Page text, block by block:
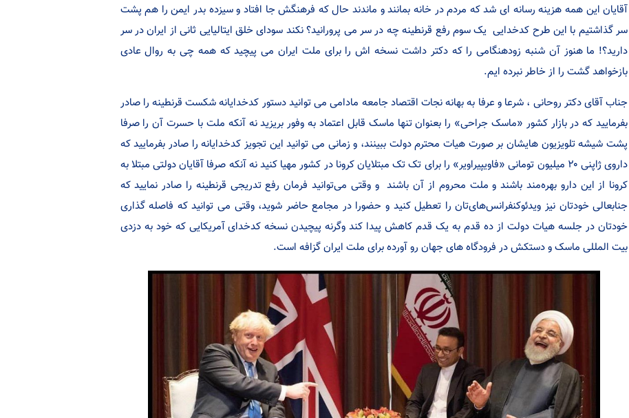
آقایان این همه هزینه رسانه ای شد که مردم در خانه بمانند و ماندند حال که فرهنگش جا افتاد و سیزده بدر ایمن را هم پشت
سر گذاشتیم با این طرح کدخدایی یک سوم رفع قرنطینه چه در سر می پرورانید؟ نکند سودای خلق ایتالیایی ثانی از ایران در سر
دارید؟! ما هنوز آن شنبه زودهنگامی را که دکتر داشت نسخه اش را برای ملت ایران می پیچید که همه چی به روال عادی
بازخواهد گشت را از خاطر نبرده ایم.
جناب آقای دکتر روحانی ، شرعا و عرفا به بهانه نجات اقتصاد جامعه مادامی می توانید دستور کدخدایانه شکست قرنطینه را صادر
بفرمایید که در بازار کشور «ماسک جراحی» را بعنوان تنها ماسک قابل اعتماد به وفور بریزید نه آنکه ملت با حسرت آن را صرفا
پشت شیشه تلویزیون هایشان بر صورت هیات محترم دولت ببینند، و زمانی می توانید این تجویز کدخدایانه را صادر بفرمایید که
داروی ژاپنی ۲۰ میلیون تومانی «فاویپیراویر» را برای تک تک مبتلایان کرونا در کشور مهیا کنید نه آنکه صرفا آقایان دولتی مبتلا به
کرونا از این دارو بهره‌مند باشند و ملت محروم از آن باشند و وقتی می‌توانید فرمان رفع تدریجی قرنطینه را صادر نمایید که
جنابعالی خودتان نیز ویدئوکنفرانس‌های‌تان را تعطیل کنید و حضورا در مجامع حاضر شوید، وقتی می توانید که فاصله گذاری
خودتان در جلسه هیات دولت از ده قدم به یک قدم کاهش پیدا کند وگرنه پیچیدن نسخه کدخدای آمریکایی که خود به دزدی
بیت المللی ماسک و دستکش در فرودگاه های جهان رو آورده برای ملت ایران گزافه است.